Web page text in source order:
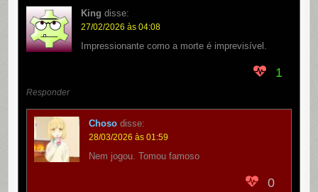
King disse:
27/02/2026 às 04:08
Impressionante como a morte é imprevisível.
1
Responder
Choso disse:
28/03/2026 às 01:59
Nem jogou. Tomou famoso
0